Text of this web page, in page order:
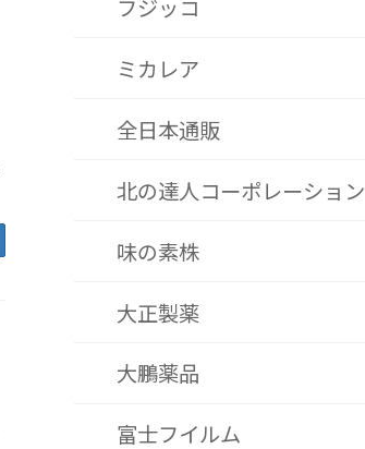
フジッコ
ミカレア
全日本通販
北の達人コーポレーション
味の素株
大正製薬
大鵬薬品
富士フイルム